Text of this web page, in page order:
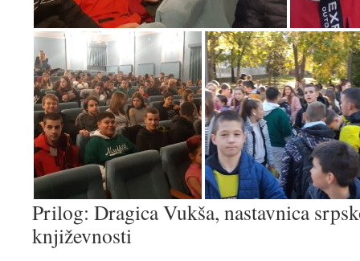
Prilog: Dragica Vukša, nastavnica
književnosti